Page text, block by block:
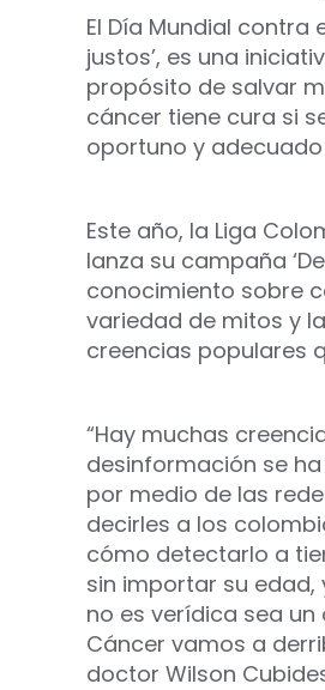
El Día Mundial contra
justos’, es una
propósito de salvar
cáncer tiene cura si
oportuno y adecuado
Este año, la Liga
lanza su campaña
conocimiento sobre
variedad de mitos y
creencias populares
“Hay muchas
desinformación se
por medio de las
decirles a los
cómo detectarlo a
sin importar su
no es verídica sea
Cáncer vamos a
doctor Wilson